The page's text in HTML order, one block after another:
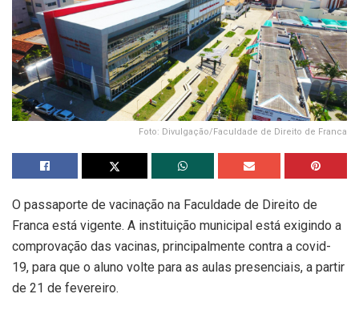
Foto: Divulgação/Faculdade de Direito de Franca
O passaporte de vacinação na Faculdade de Direito de
Franca está vigente. A instituição municipal está exigindo a
comprovação das vacinas, principalmente contra a covid-
19, para que o aluno volte para as aulas presenciais, a partir
de 21 de fevereiro.